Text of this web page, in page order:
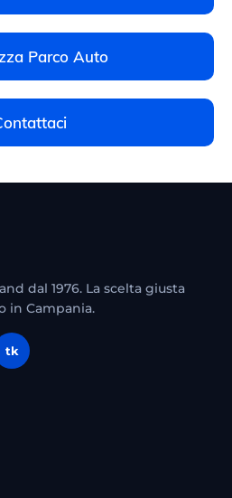
Parco Auto
dal 1976. La scelta giusta
in Campania.
tk